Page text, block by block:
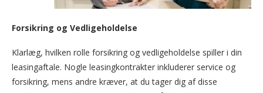
Forsikring og Vedligeholdelse
Klarlæg, hvilken rolle forsikring og vedligeholdelse spiller i din
leasingaftale. Nogle leasingkontrakter inkluderer service og
forsikring, mens andre kræver, at du tager dig af disse